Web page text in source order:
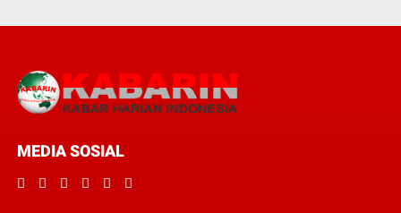
MEDIA SOSIAL